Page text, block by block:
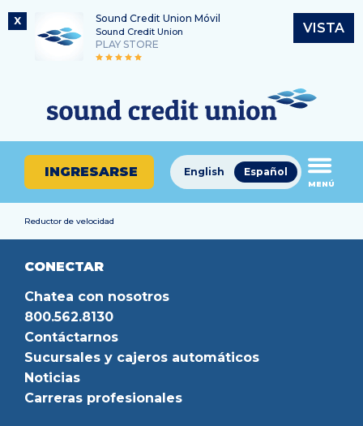
X Sound Credit Union Móvil
Sound Credit Union
PLAY STORE
VISTA
contenido
sesión
banca
en
línea
Número de ruta
325183220
¿En
qué
podemos
ayudarle
a
encontrar?
Español
English
INGRESARSE
MENÚ
Reductor de velocidad
CONECTAR
Chatea con nosotros
800.562.8130
Contáctarnos
Sucursales y cajeros automáticos
Noticias
Carreras profesionales